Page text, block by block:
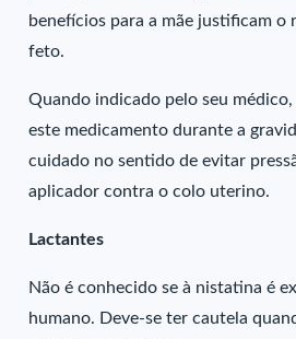
benefícios para a mãe justificam o
feto.
Quando indicado pelo seu
este medicamento durante a
cuidado no sentido de evitar
aplicador contra o colo uterino.
Lactantes
Não é conhecido se à nistatina é
humano. Deve-se ter cautela